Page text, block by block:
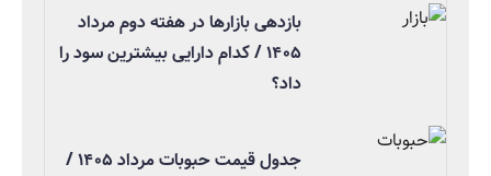
بازدهی بازارها در هفته دوم مرداد
۱۴۰۵ / کدام دارایی بیشترین سود را
داد؟
جدول قیمت حبوبات مرداد ۱۴۰۵ /